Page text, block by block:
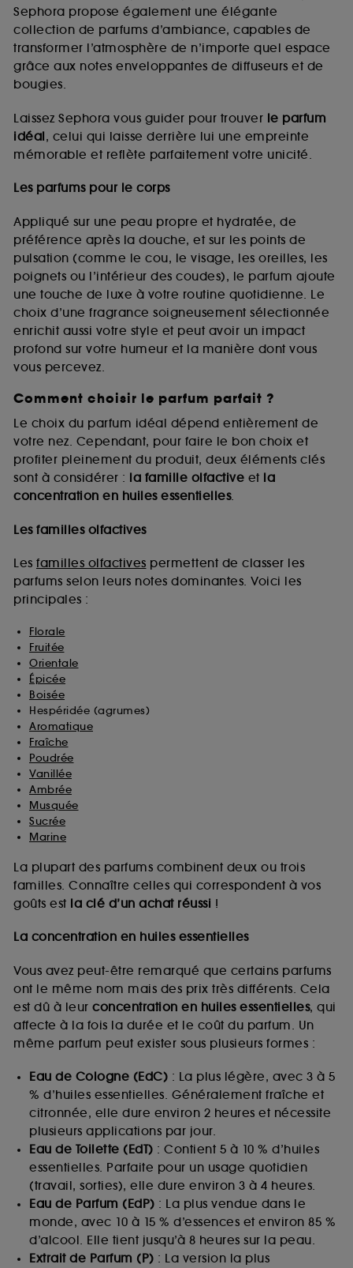
Sephora propose également une élégante
collection de parfums d’ambiance, capables de
transformer l’atmosphère de n’importe quel espace
grâce aux notes enveloppantes de diffuseurs et de
bougies.
Laissez Sephora vous guider pour trouver le parfum
idéal, celui qui laisse derrière lui une empreinte
mémorable et reflète parfaitement votre unicité.
Les parfums pour le corps
Appliqué sur une peau propre et hydratée, de
préférence après la douche, et sur les points de
pulsation (comme le cou, le visage, les oreilles, les
poignets ou l’intérieur des coudes), le parfum ajoute
une touche de luxe à votre routine quotidienne. Le
choix d’une fragrance soigneusement sélectionnée
enrichit aussi votre style et peut avoir un impact
profond sur votre humeur et la manière dont vous
vous percevez.
Comment choisir le parfum parfait ?
Le choix du parfum idéal dépend entièrement de
votre nez. Cependant, pour faire le bon choix et
profiter pleinement du produit, deux éléments clés
sont à considérer : la famille olfactive et la
concentration en huiles essentielles.
Les familles olfactives
Les familles olfactives permettent de classer les
parfums selon leurs notes dominantes. Voici les
principales :
Florale
Fruitée
Orientale
Épicée
Boisée
Hespéridée (agrumes)
Aromatique
Fraîche
Poudrée
Vanillée
Ambrée
Musquée
Sucrée
Marine
La plupart des parfums combinent deux ou trois
familles. Connaître celles qui correspondent à vos
goûts est la clé d’un achat réussi !
La concentration en huiles essentielles
Vous avez peut-être remarqué que certains parfums
ont le même nom mais des prix très différents. Cela
est dû à leur concentration en huiles essentielles, qui
affecte à la fois la durée et le coût du parfum. Un
même parfum peut exister sous plusieurs formes :
Eau de Cologne (EdC) : La plus légère, avec 3 à 5
% d’huiles essentielles. Généralement fraîche et
citronnée, elle dure environ 2 heures et nécessite
plusieurs applications par jour.
Eau de Toilette (EdT) : Contient 5 à 10 % d’huiles
essentielles. Parfaite pour un usage quotidien
(travail, sorties), elle dure environ 3 à 4 heures.
Eau de Parfum (EdP) : La plus vendue dans le
monde, avec 10 à 15 % d’essences et environ 85 %
d’alcool. Elle tient jusqu’à 8 heures sur la peau.
Extrait de Parfum (P) : La version la plus
de vous plaire via des publicités, y compris sur des
sites tiers et sur les réseaux sociaux, sur la base
des pages que vous avez consultées, de votre
navigation, et de l'historique de vos interactions.
d’en améliorer la performance.
Cookies de sécurisation des paiements en ligne :
fraudes aux moyens de paiement et les
usurpations d’identité.
Cookies fonctionnels :il s’agit de cookies
permettant l’affichage et/ou la fourniture de
certaines fonctionnalités du site, tel que les
cookies d’authentification qui sont utilisés afin de
vous faire bénéficier de l’authentification
prolongée vous permettant d’accéder à votre
compte lors de votre prochaine visite sur le site
sans saisir à nouveau votre identifiant et mot de
passe.
A l'exception des cookies techniques, le dépôt et la
lecture de ces traceurs requiert votre accord. Vous
pouvez personnaliser vos choix concernant le dépôt
de ces cookies grâce au bouton "personnaliser mes
choix" ci-dessous ou décider de "tout accepter".
Sephora pourra associer les informations de
navigation collectées par ces Cookies, pour les
collectées ou générées lors de votre activité en ligne
sur "continuer sans accepter". Voous pouvez à tout
moment choisir de retirer votrte consentement. Si vous
souhaitez obtenir plus d'information sur les cookies
utilisés, cliquez